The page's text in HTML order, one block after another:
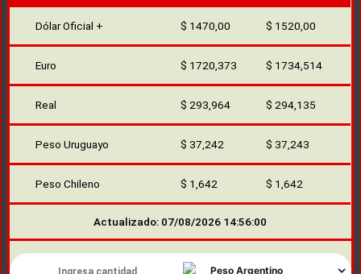
Dólar Oficial + $ 1470,00 $ 1520,00
Euro $ 1720,373 $ 1734,514
Real $ 293,964 $ 294,135
Peso Uruguayo $ 37,242 $ 37,243
Peso Chileno $ 1,642 $ 1,642
Actualizado: 07/08/2026 14:56:00